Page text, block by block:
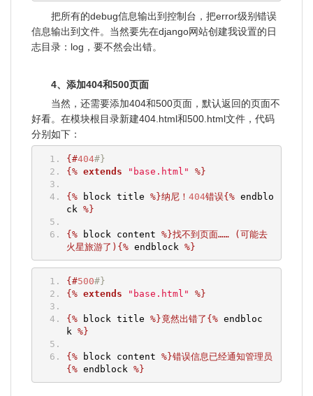
把所有的debug信息输出到控制台，把error级别错误
信息输出到文件。当然要先在django网站创建我设置的日
志目录：log，要不然会出错。
4、添加404和500页面
当然，还需要添加404和500页面，默认返回的页面不
好看。在模块根目录新建404.html和500.html文件，代码
分别如下：
{#404#}
{% extends "base.html" %}
{% block title %}纳尼！ 404错误{% endblo
ck %}
{% block content %}找不到页面……
(可能去
火星旅游了){% endblock %}
{#500#}
{% extends "base.html" %}
{% block title %}竟然出错了{% endbloc
k %}
{% block content %}错误信息已经通知管理员
{% endblock %}